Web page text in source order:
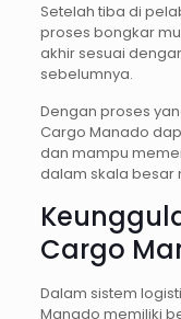
Setelah tiba di
proses bongkar
akhir sesuai
sebelumnya.
Dengan proses
Cargo Manado
dan mampu
dalam skala besar
Cargo
Dalam sistem
Manado memiliki